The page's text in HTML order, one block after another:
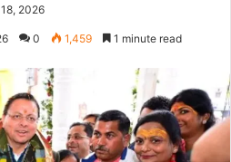
2026
0 1,459 1 minute read